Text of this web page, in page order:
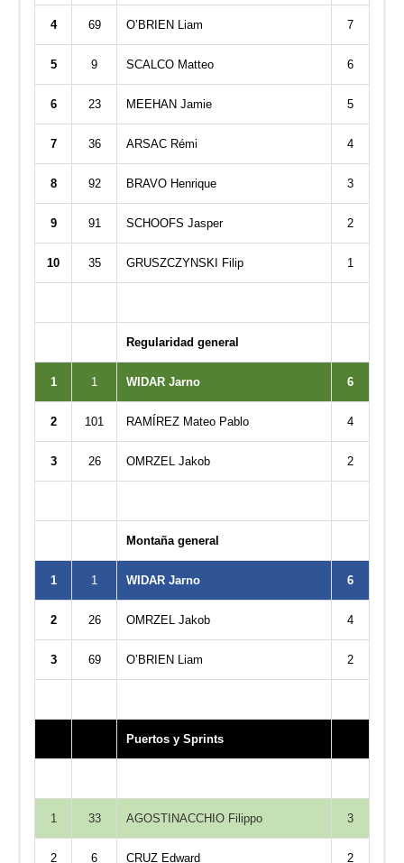
4 69 O’BRIEN Liam 7
5 9 SCALCO Matteo 6
6 23 MEEHAN Jamie 5
7 36 ARSAC Rémi 4
8 92 BRAVO Henrique 3
9 91 SCHOOFS Jasper 2
10 35 GRUSZCZYNSKI Filip 1
Regularidad general
1 1 WIDAR Jarno 6
2 101 RAMÍREZ Mateo Pablo 4
3 26 OMRZEL Jakob 2
Montaña general
1 1 WIDAR Jarno 6
2 26 OMRZEL Jakob 4
3 69 O’BRIEN Liam 2
Puertos y Sprints
1 33 AGOSTINACCHIO Filippo 3
2 6 CRUZ Edward 2